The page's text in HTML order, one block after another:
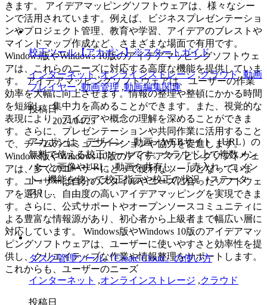
きます。 アイデアマッピングソフトウェアは、様々なシー
ンで活用されています。例えば、ビジネスプレゼンテーショ
ンやプロジェクト管理、教育や学習、アイデアのブレストや
マインドマップ作成など、さまざまな場面で有用です。
Windows版やWindows 10版のアイデアマッピングソフトウェ
アは、これらのニーズに対応する高度な機能を提供していま
す。 アイデアマッピングソフトウェアは、ユーザーの作業
効率を大幅に向上させます。情報の整理や整頓にかかる時間
を短縮し、集中力を高めることができます。また、視覚的な
表現により、アイデアや概念の理解を深めることができま
す。さらに、プレゼンテーションや共同作業に活用すること
で、チームのコミュニケーションや協力を促進します。
Windows版やWindows 10版のアイデアマッピングソフトウェ
アは、多くのユーザーにとって便利なツールとなっていま
す。ユーザーは自分のスタイルやニーズに合ったソフトウェ
アを選択し、自由度の高いアイデアマッピングを実現できま
す。さらに、公式サポートやオープンソースコミュニティに
よる豊富な情報源があり、初心者から上級者まで幅広い層に
対応しています。 Windows版やWindows 10版のアイデアマッ
ピングソフトウェアは、ユーザーに使いやすさと効率性を提
供し、クリエイティブな作業や情報整理をサポートします。
これからも、ユーザーのニーズ
校正ツール【アカポン】※スタートガイド
インターネット ,オンラインストレージ ,クラウド,動画
プレイヤー,動画管理 ,動画編集関連
投稿日
2024/04/25
アカポンは、デザイン・動画・WEBサイト（URL）の
無料で使える校正ツールです。クラウド上で複数メン
バーと画像やURL、動画を共有し、『赤入れ・コメン
ト』機能を使って校正指示や校正の状況（ステータ
ス）...
タスク管理ツール『Create Cloud』の使い方
インターネット ,オンラインストレージ ,クラウド
投稿日